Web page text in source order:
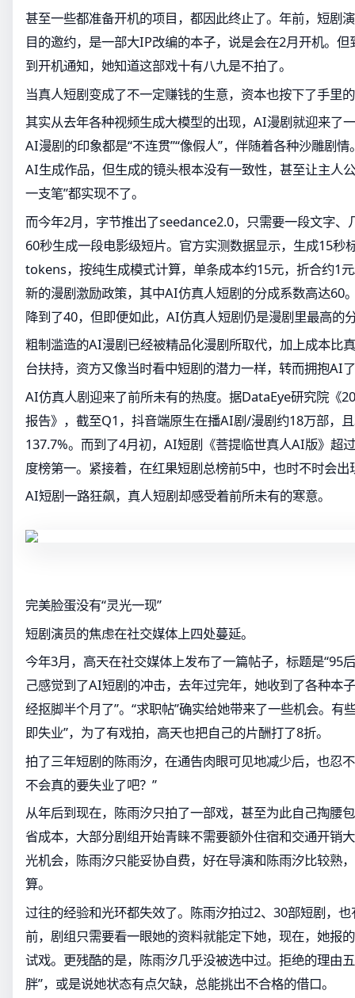
甚至一些都准备开机的项目，都因此终止了。年前，短剧
目的邀约，是一部大IP改编的本子，说是会在2月开机。
到开机通知，她知道这部戏十有八九是不拍了。
当真人短剧变成了不一定赚钱的生意，资本也按下了手里
其实从去年各种视频生成大模型的出现，AI漫剧就迎来了
AI漫剧的印象都是“不连贯”“像假人”，伴随着各种沙雕剧
AI生成作品，但生成的镜头根本没有一致性，甚至让主人
一支笔”都实现不了。
而今年2月，字节推出了seedance2.0，只需要一段文字、
60秒生成一段电影级短片。官方实测数据显示，生成15秒
tokens，按纯生成模式计算，单条成本约15元，折合约1
新的漫剧激励政策，其中AI仿真人短剧的分成系数高达60
降到了40，但即便如此，AI仿真人短剧仍是漫剧里最高的
粗制滥造的AI漫剧已经被精品化漫剧所取代，加上成本比
台扶持，资方又像当时看中短剧的潜力一样，转而拥抱AI
AI仿真人剧迎来了前所未有的热度。据DataEye研究院《
报告》，截至Q1，抖音端原生在播AI剧/漫剧约18万部，
137.7%。而到了4月初，AI短剧《菩提临世真人AI版》超
度榜第一。紧接着，在红果短剧总榜前5中，也时不时会
AI短剧一路狂飙，真人短剧却感受着前所未有的寒意。
完美脸蛋没有“灵光一现”
短剧演员的焦虑在社交媒体上四处蔓延。
今年3月，高天在社交媒体上发布了一篇帖子，标题是“95
己感觉到了AI短剧的冲击，去年过完年，她收到了各种本
经抠脚半个月了”。“求职帖”确实给她带来了一些机会。有
即失业”，为了有戏拍，高天也把自己的片酬打了8折。
拍了三年短剧的陈雨汐，在通告肉眼可见地减少后，也忍
不会真的要失业了吧？”
从年后到现在，陈雨汐只拍了一部戏，甚至为此自己掏腰
省成本，大部分剧组开始青睐不需要额外住宿和交通开销
光机会，陈雨汐只能妥协自费，好在导演和陈雨汐比较熟
算。
过往的经验和光环都失效了。陈雨汐拍过2、30部短剧，
前，剧组只需要看一眼她的资料就能定下她，现在，她报
试戏。更残酷的是，陈雨汐几乎没被选中过。拒绝的理由
胖”，或是说她状态有点欠缺，总能挑出不合格的借口。